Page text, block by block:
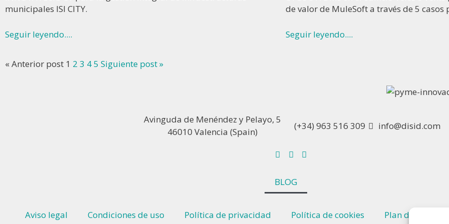
municipales ISI CITY.
Seguir leyendo....
de valor de MuleSoft a través de 5 casos
Seguir leyendo....
« Anterior post 1 2 3 45 Siguiente post »
Avinguda de Menéndez y Pelayo, 5
46010 Valencia (Spain)
(+34) 963 516 309 info@disid.com
BLOG
Aviso legal Condiciones de uso Política de privacidad Política de cookies Plan de igualdad